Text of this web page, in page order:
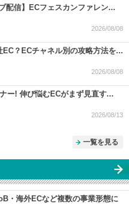
配信】ECフェスカンファレン...
2026/08/08
？ECチャネル別の攻略方法を...
2026/08/08
ー! 伸び悩むECがまず見直す...
2026/08/13
一覧を見る
・海外ECなど複数の事業形態に